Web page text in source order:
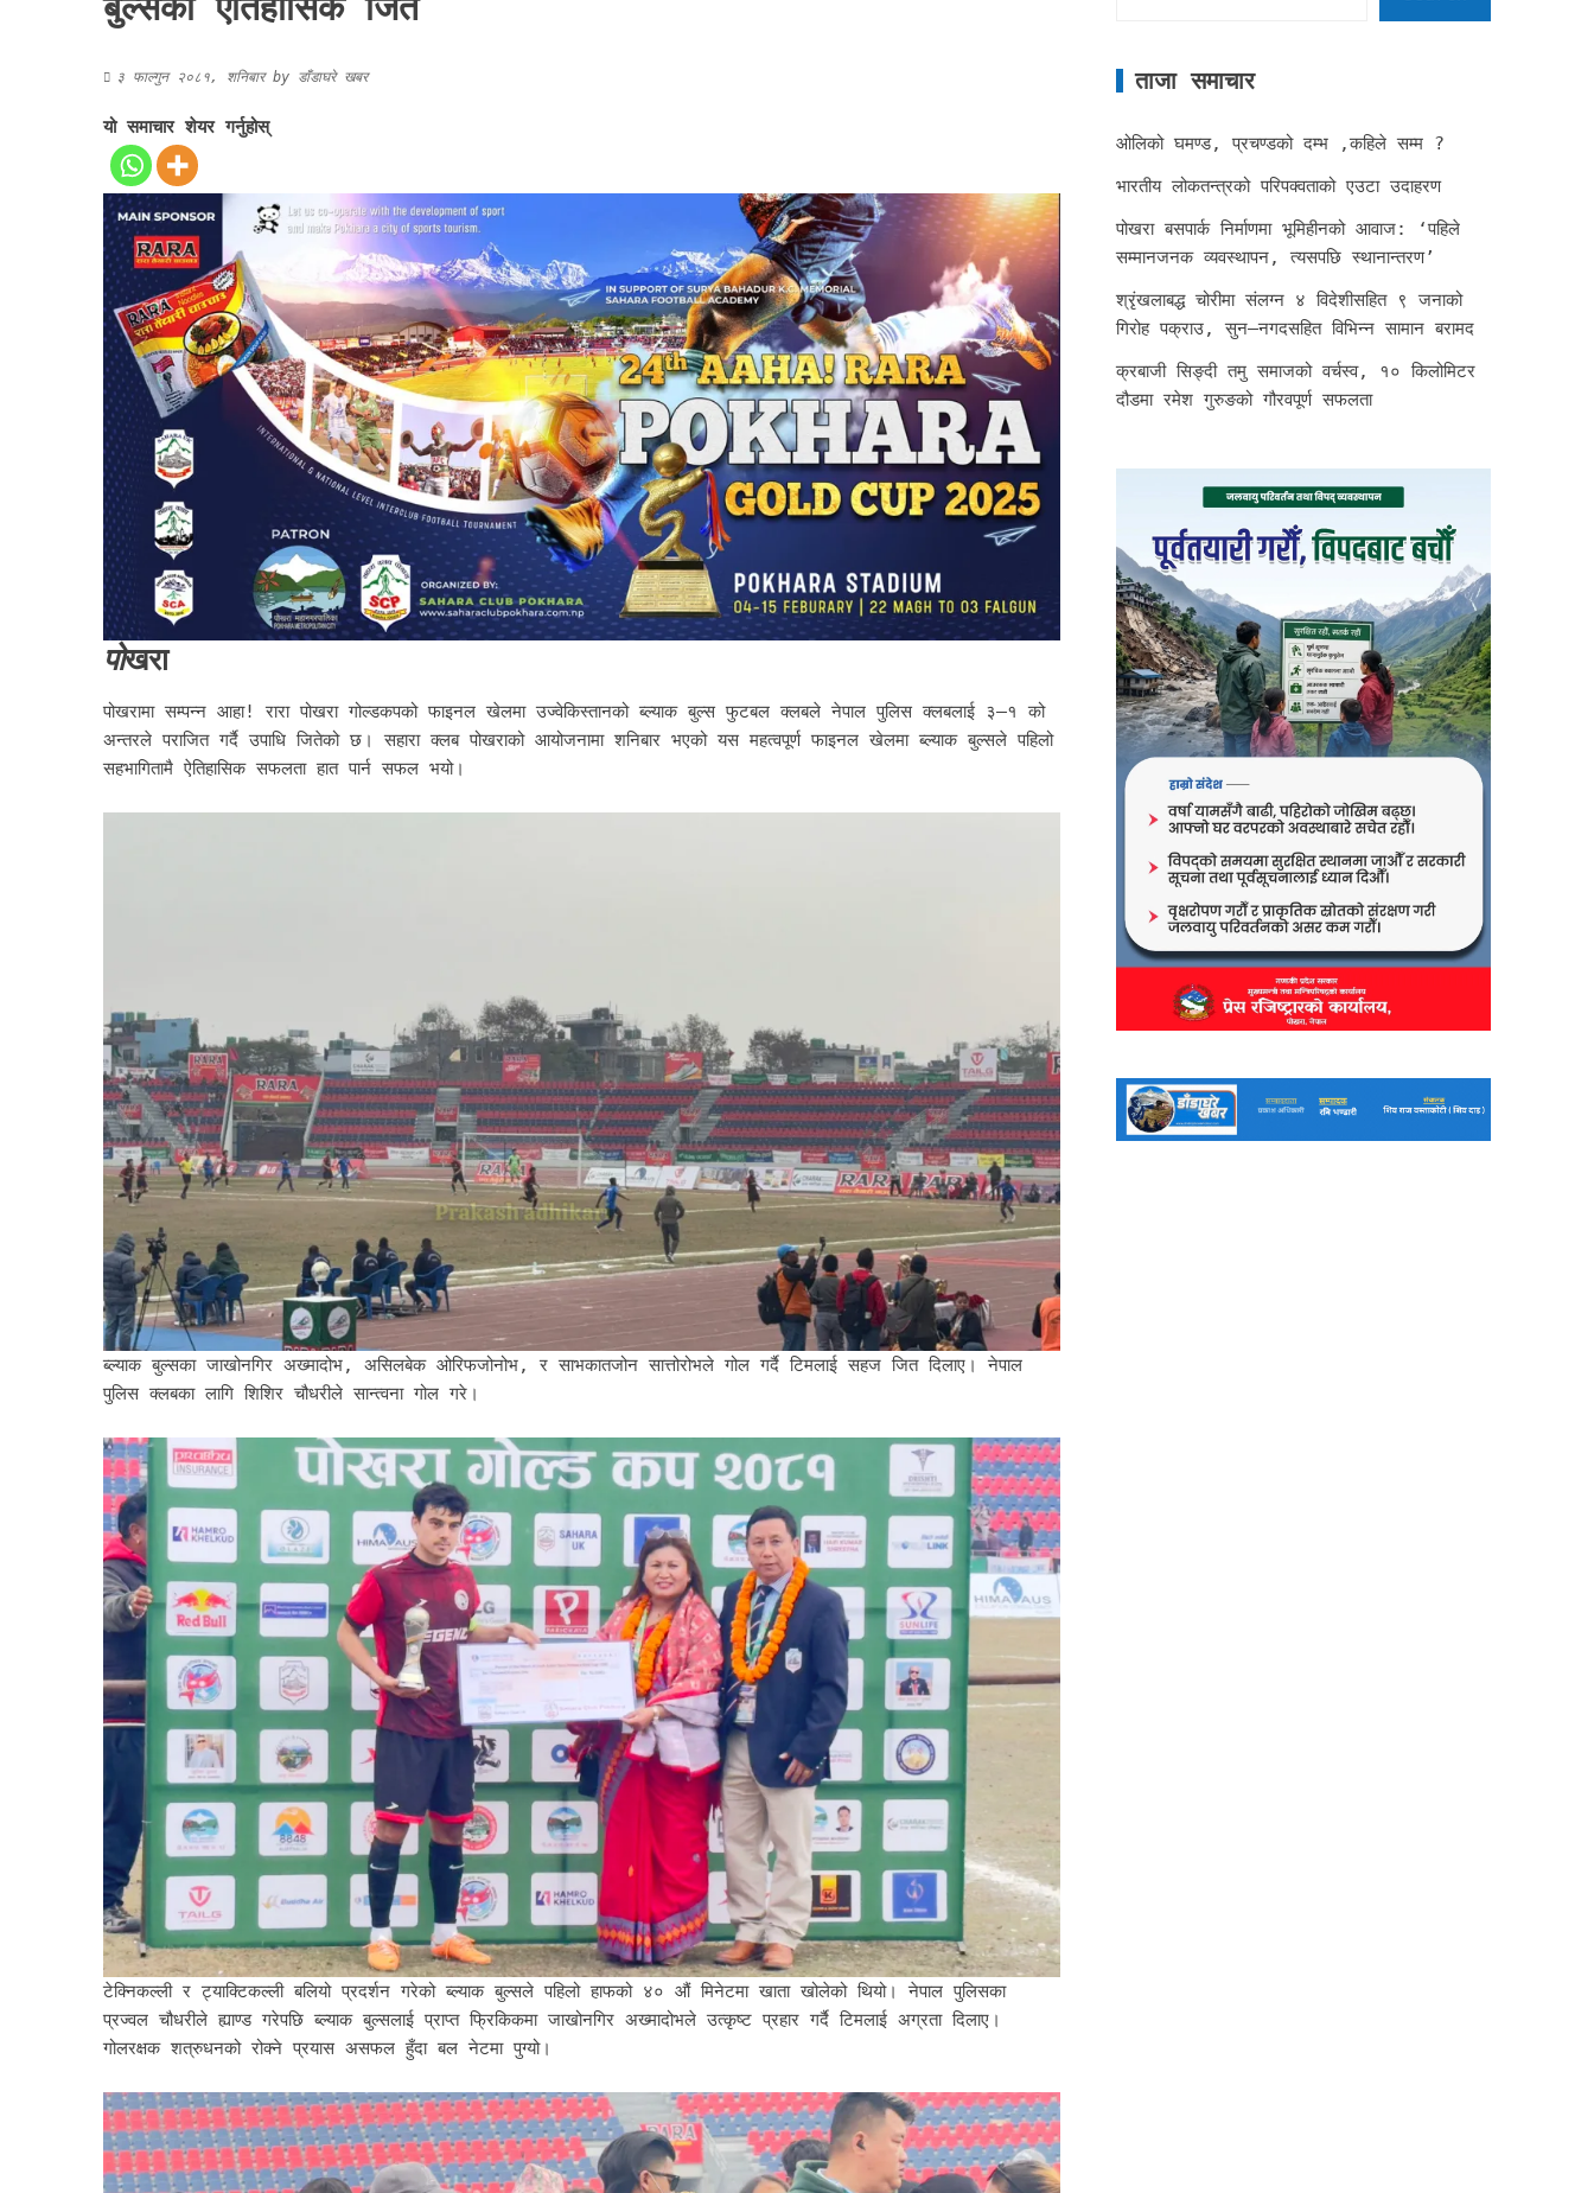
३ फाल्गुन २०८१, शनिबारby डाँडाघरे खबर
यो समाचार शेयर गर्नुहोस्
पोखरा
पोखरामा सम्पन्न आहा! रारा पोखरा गोल्डकपको फाइनल खेलमा उज्वेकिस्तानको ब्ल्याक बुल्स फुटबल क्लबले नेपाल पुलिस क्लबलाई ३–१ को
अन्तरले पराजित गर्दै उपाधि जितेको छ। सहारा क्लब पोखराको आयोजनामा शनिबार भएको यस महत्वपूर्ण फाइनल खेलमा ब्ल्याक बुल्सले पहिलो
सहभागितामै ऐतिहासिक सफलता हात पार्न सफल भयो।
ब्ल्याक बुल्सका जाखोनगिर अख्मादोभ, असिलबेक ओरिफजोनोभ, र साभकातजोन सात्तोरोभले गोल गर्दै टिमलाई सहज जित दिलाए। नेपाल
पुलिस क्लबका लागि शिशिर चौधरीले सान्त्वना गोल गरे।
टेक्निकल्ली र ट्याक्टिकल्ली बलियो प्रदर्शन गरेको ब्ल्याक बुल्सले पहिलो हाफको ४० औं मिनेटमा खाता खोलेको थियो। नेपाल पुलिसका
प्रज्वल चौधरीले ह्याण्ड गरेपछि ब्ल्याक बुल्सलाई प्राप्त फ्रिकिकमा जाखोनगिर अख्मादोभले उत्कृष्ट प्रहार गर्दै टिमलाई अग्रता दिलाए।
गोलरक्षक शत्रुधनको रोक्ने प्रयास असफल हुँदा बल नेटमा पुग्यो।
ताजा समाचार
ओलिको घमण्ड, प्रचण्डको दम्भ ,कहिले सम्म ?
भारतीय लोकतन्त्रको परिपक्वताको एउटा उदाहरण
पोखरा बसपार्क निर्माणमा भूमिहीनको आवाज: ‘पहिले
सम्मानजनक व्यवस्थापन, त्यसपछि स्थानान्तरण’
श्रृंखलाबद्ध चोरीमा संलग्न ४ विदेशीसहित ९ जनाको
गिरोह पक्राउ, सुन–नगदसहित विभिन्न सामान बरामद
क्रबाजी सिङ्दी तमु समाजको वर्चस्व, १० किलोमिटर
दौडमा रमेश गुरुङको गौरवपूर्ण सफलता